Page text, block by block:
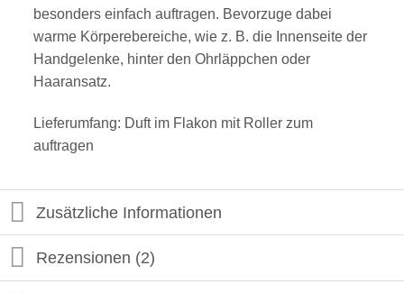
besonders einfach auftragen. Bevorzuge dabei
warme Körperebereiche, wie z. B. die Innenseite der
Handgelenke, hinter den Ohrläppchen oder
Haaransatz.
Lieferumfang: Duft im Flakon mit Roller zum
auftragen
Zusätzliche Informationen
Rezensionen (2)